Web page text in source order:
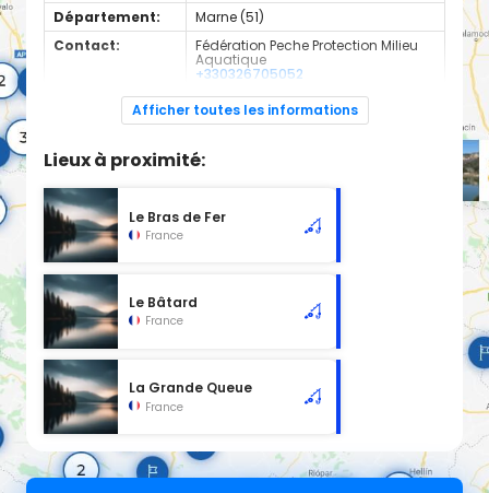
Département:
Marne (51)
Contact:
Fédération Peche Protection Milieu
Aquatique
+330326705052
Espèces de
Carnassier, carpe, poisson blanc
Afficher toutes les informations
Lieux à proximité:
Le Bras de Fer
France
Le Bâtard
France
La Grande Queue
France